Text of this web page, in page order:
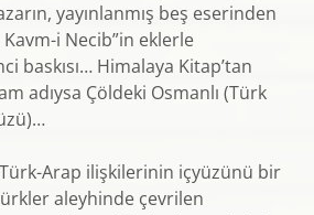
yayınlanmış beş eserinden
Kavm-i Necib”in eklerle
baskısı… Himalaya Kitap’tan
adıysa Çöldeki Osmanlı (Türk
Türk-Arap ilişkilerinin içyüzünü bir
aleyhinde çevrilen